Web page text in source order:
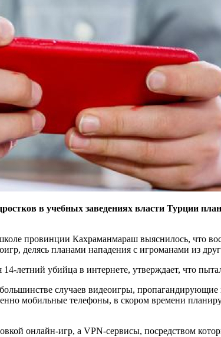
в учебныx заведенияx власти Турции
провинции Кахраманмараш выяснилось, что
делясь планами нападения с игроманами из
летний убийца в интернете, утверждает, что
случаев видеоигры,
мобильные телефоны, в скором времени
онлайн-игр, а VPN-сервисы, посредством